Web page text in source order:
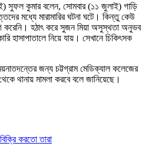
সুফল কুমার বলেন, সোমবার (১১ জুলাই) গাড়ি
মধ্যে মারামারির ঘটনা ঘটে। কিন্তু কেউ
করেনি। হঠাৎ করে সুজন মিয়া অসুস্থতা অনুভব
হাসাপাতালে নিয়ে যায়। সেখানে চিকিৎসক
জন্য চট্টগ্রাম মেডিক্যাল কলেজের
থানায় মামলা করবে বলে জানিয়েছে।
করতো তারা